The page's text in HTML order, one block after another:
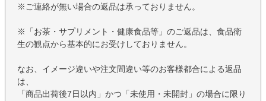
※ご連絡が無い場合の返品は承っておりません。
※「お茶・サプリメント・健康食品等」のご返品は、食品衛
生の観点から基本的にお受けしておりません。
なお、イメージ違いや注文間違い等のお客様都合による返品
は、
「商品出荷後7日以内」かつ「未使用・未開封」の場合に限り